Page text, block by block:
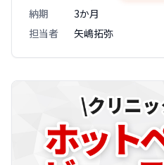
納期
3か月
担当者
矢嶋拓弥